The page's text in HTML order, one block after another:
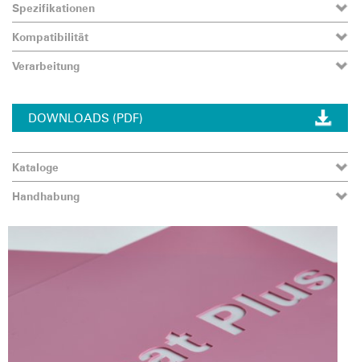
Spezifikationen
Kompatibilität
Verarbeitung
DOWNLOADS (PDF)
Kataloge
Handhabung